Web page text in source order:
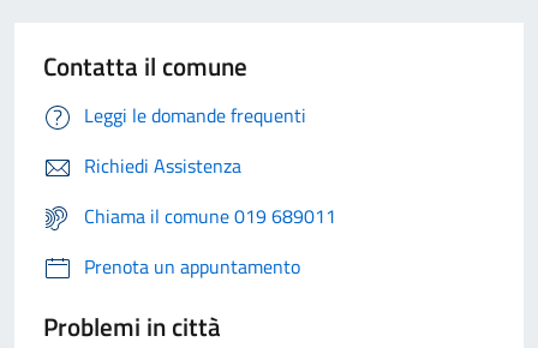
Contatta il comune
Leggi le domande frequenti
Richiedi Assistenza
Chiama il comune 019 689011
Prenota un appuntamento
Problemi in città